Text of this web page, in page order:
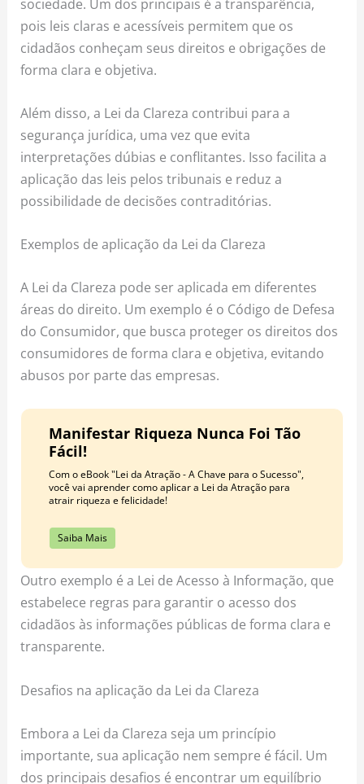
pois leis claras e acessíveis permitem que os
cidadãos conheçam seus direitos e obrigações de
forma clara e objetiva.
Além disso, a Lei da Clareza contribui para a
segurança jurídica, uma vez que evita
interpretações dúbias e conflitantes. Isso facilita a
aplicação das leis pelos tribunais e reduz a
possibilidade de decisões contraditórias.
Exemplos de aplicação da Lei da Clareza
A Lei da Clareza pode ser aplicada em diferentes
áreas do direito. Um exemplo é o Código de Defesa
do Consumidor, que busca proteger os direitos dos
consumidores de forma clara e objetiva, evitando
abusos por parte das empresas.
Manifestar Riqueza Nunca Foi Tão
Fácil!
Com o eBook "Lei da Atração - A Chave para o Sucesso",
você vai aprender como aplicar a Lei da Atração para
atrair riqueza e felicidade!
Saiba Mais
Outro exemplo é a Lei de Acesso à Informação, que
estabelece regras para garantir o acesso dos
cidadãos às informações públicas de forma clara e
transparente.
Desafios na aplicação da Lei da Clareza
Embora a Lei da Clareza seja um princípio
importante, sua aplicação nem sempre é fácil. Um
dos principais desafios é encontrar um equilíbrio